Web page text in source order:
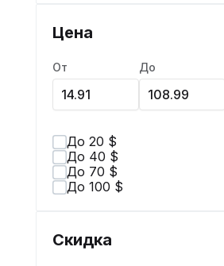
Цена
От До
До 20 $
До 40 $
До 70 $
До 100 $
Скидка